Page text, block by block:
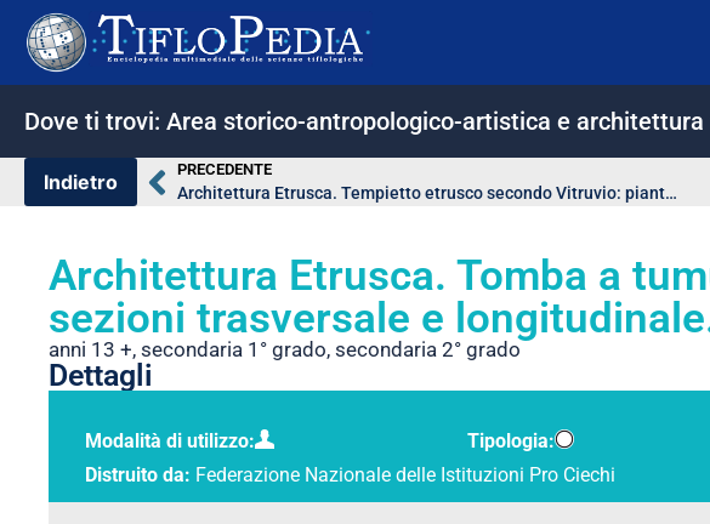
Dove ti trovi: Area storico-antropologico-artistica e architettura
PRECEDENTE
Architettura Etrusca. Tempietto etrusco secondo Vitruvio: pianta e prospetto
Architettura Etrusca. Tomba a
sezioni trasversale e
anni 13 +, secondaria 1° grado, secondaria 2° grado
Dettagli
Modalità di utilizzo: Tipologia:
Distruito da: Federazione Nazionale delle Istituzioni Pro Ciechi